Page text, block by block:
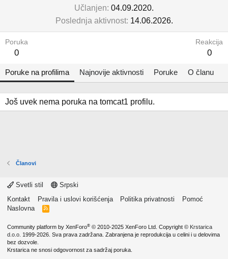
Učlanjen 04.09.2020.
Poslednja aktivnost 14.06.2026.
Poruka
0
Reakcija
0
Poruke na profilima Najnovije aktivnosti Poruke O članu
Još uvek nema poruka na tomcat1 profilu.
Članovi
Svetli stil
Srpski
Kontakt
Pravila i uslovi korišćenja Politika privatnosti
Pomoć
Naslovna
R
Community platform by XenForo® © 2010-2025 XenForo Ltd. Copyright © Krstarica
d.o.o. 1999-2026. Sva prava zadržana. Zabranjena je reprodukcija u celini i u delovima
bez dozvole.
Krstarica ne snosi odgovornost za sadržaj poruka.